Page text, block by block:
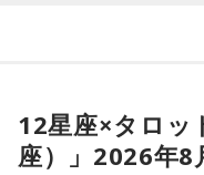
いのかわからない、と
長野「余計、公明党寄
よう。日食の大きな揺
る。恐れを認めた上で
12星座×タロッ
座）」2026年8